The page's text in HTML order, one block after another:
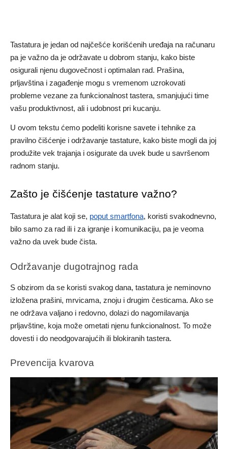
Tastatura je jedan od najčešće korišćenih uređaja na računaru
pa je važno da je održavate u dobrom stanju, kako biste
osigurali njenu dugovečnost i optimalan rad. Prašina,
prljavština i zagađenje mogu s vremenom uzrokovati
probleme vezane za funkcionalnost tastera, smanjujući time
vašu produktivnost, ali i udobnost pri kucanju.
U ovom tekstu ćemo podeliti korisne savete i tehnike za
pravilno čišćenje i održavanje tastature, kako biste mogli da joj
produžite vek trajanja i osigurate da uvek bude u savršenom
radnom stanju.
Zašto je čišćenje tastature važno?
Tastatura je alat koji se, poput smartfona, koristi svakodnevno,
bilo samo za rad ili i za igranje i komunikaciju, pa je veoma
važno da uvek bude čista.
Održavanje dugotrajnog rada
S obzirom da se koristi svakog dana, tastatura je neminovno
izložena prašini, mrvicama, znoju i drugim česticama. Ako se
ne održava valjano i redovno, dolazi do nagomilavanja
prljavštine, koja može ometati njenu funkcionalnost. To može
dovesti i do neodgovarajućih ili blokiranih tastera.
Prevencija kvarova